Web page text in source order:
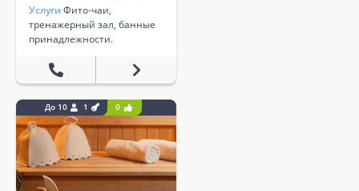
Услуги Фито-чаи,
тренажерный зал, банные
принадлежности.
До 10 1 0